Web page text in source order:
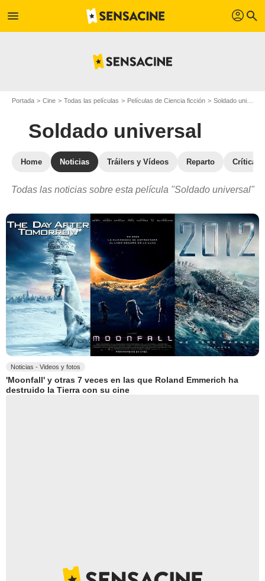
menu profil search
Portada Cine Todas las películas Películas de Ciencia ficción Soldado universal
Soldado universal
Home Noticias Tráilers y Vídeos Reparto Críticas
Todas las noticias sobre esta película "Soldado universal"
Noticias - Videos y fotos
'Moonfall' y otras 7 veces en las que Roland Emmerich ha
destruido la Tierra con su cine